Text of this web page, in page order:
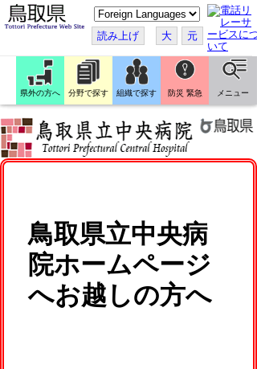
こ
の
ペ
ー
ジ
翻
訳
す
読み上げ 大 元
県外の方へ 分野で探す 組織で探す 防災 緊急 メニュー
鳥取県立中央病
院ホームページ
へお越しの方へ